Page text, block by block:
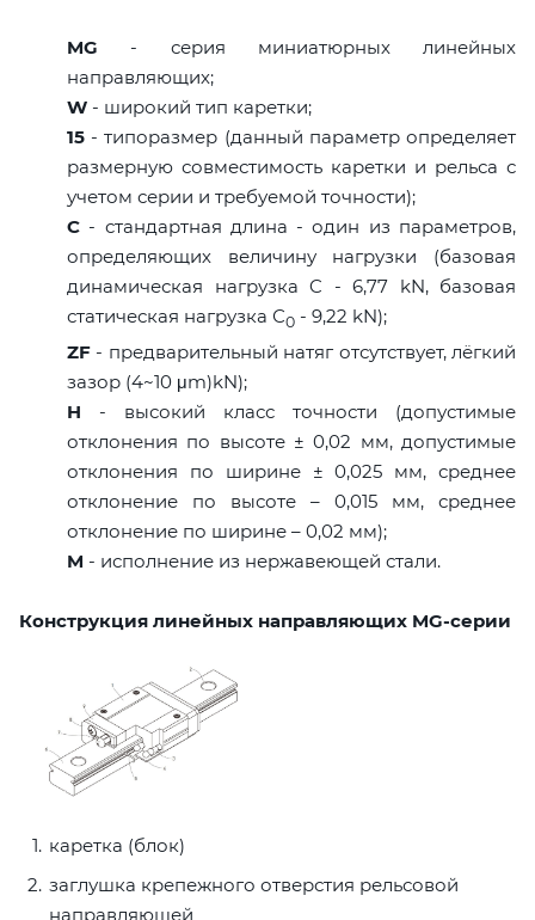
MG - серия миниатюрных линейных
направляющих;
W - широкий тип каретки;
15 - типоразмер (данный параметр определяет
размерную совместимость каретки и рельса с
учетом серии и требуемой точности);
C - стандартная длина - один из параметров,
определяющих величину нагрузки (базовая
динамическая нагрузка C - 6,77 kN, базовая
статическая нагрузка С0 - 9,22 kN);
ZF - предварительный натяг отсутствует, лёгкий
зазор (4~10 μm)kN);
H - высокий класс точности (допустимые
отклонения по высоте ± 0,02 мм, допустимые
отклонения по ширине ± 0,025 мм, среднее
отклонение по высоте – 0,015 мм, среднее
отклонение по ширине – 0,02 мм);
M - исполнение из нержавеющей стали.
Конструкция линейных направляющих MG-серии
каретка (блок)
заглушка крепежного отверстия рельсовой
направляющей